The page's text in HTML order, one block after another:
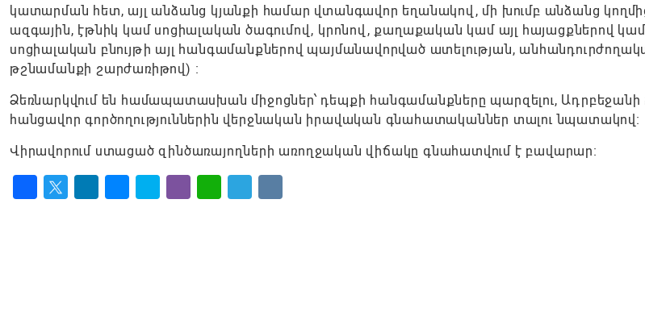
կատարման հետ, այլ անձանց կյանքի համար վտանգավոր եղանակով, մի խումբ անձանց
ազգային, էթնիկ կամ սոցիալական ծագումով, կրոնով, քաղաքական կամ այլ հայացքներով
սոցիալական բնույթի այլ հանգամանքներով պայմանավորված ատելության,
թշնամանքի շարժառիթով) ։
Ձեռնարկվում են համապատասխան միջոցներ՝ դեպքի հանգամանքները պարզելու, Ադրբեջանի
հանցավոր գործողություններին վերջնական իրավական գնահատականներ տալու նպատակով։
Վիրավորում ստացած զինծառայողների առողջական վիճակը գնահատվում է բավարար։